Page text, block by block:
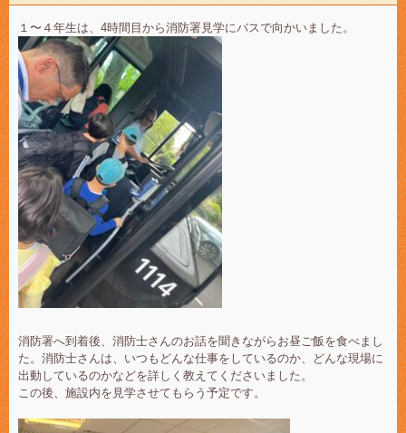
１〜４年生は、4時間目から消防署見学にバスで向かいました。
消防署へ到着後、消防士さんのお話を聞きながらお昼ご飯を食べまし
た。消防士さんは、いつもどんな仕事をしているのか、どんな現場に
出動しているのかなどを詳しく教えてくださいました。
この後、施設内を見学させてもらう予定です。